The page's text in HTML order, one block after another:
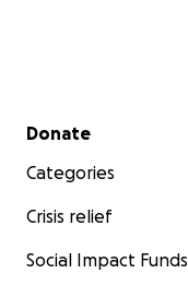
Secondary menu
Donate
Categories
Crisis relief
Social Impact Funds